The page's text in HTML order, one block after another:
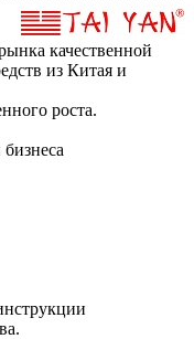
качественной
из Китая и
роста.